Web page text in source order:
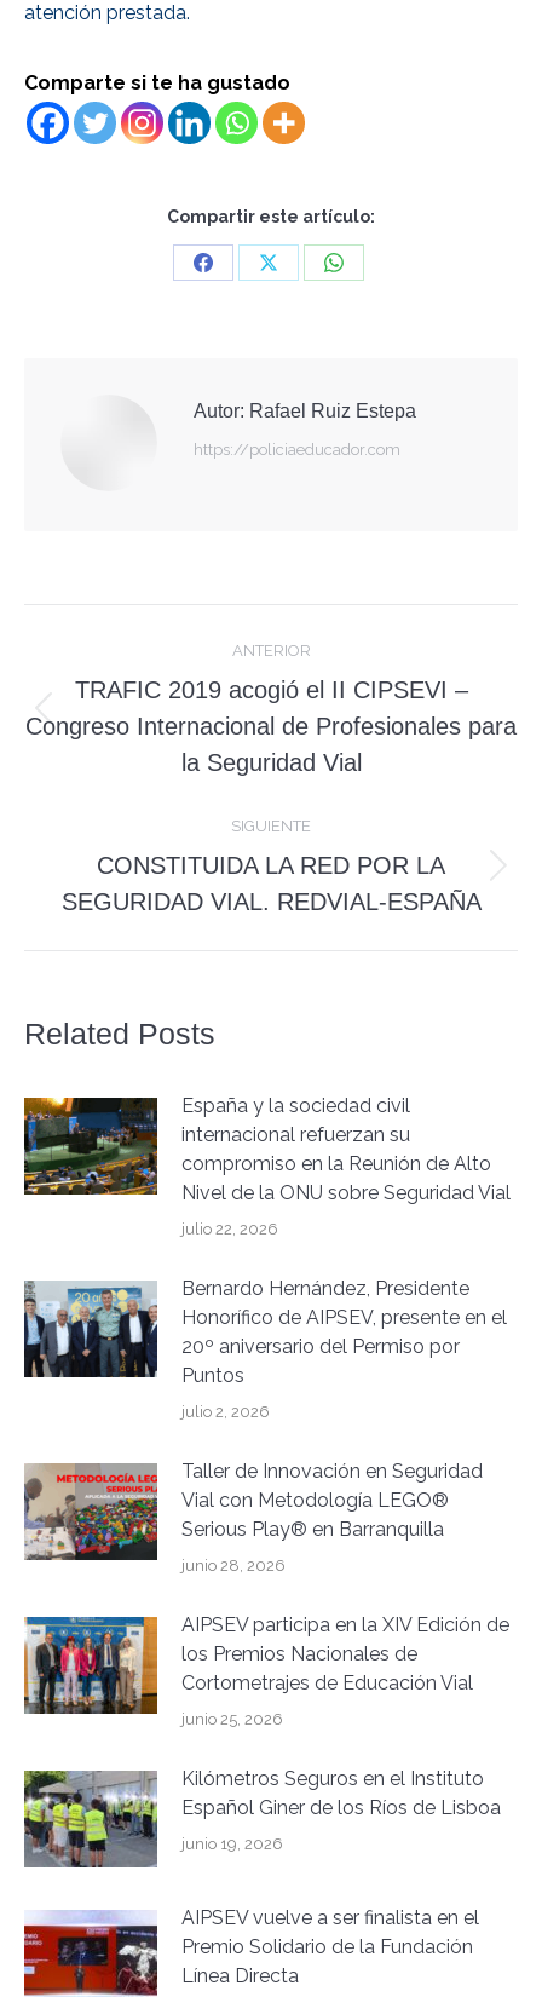
atención prestada.
Comparte si te ha gustado
Compartir este artículo:
Share
Share
Share
Autor: Rafael Ruiz Estepa
https://policiaeducador.com
entre
publicaciones
ANTERIOR
Publicación
anterior:
TRAFIC 2019 acogió el II CIPSEVI –
Congreso Internacional de Profesionales para
la Seguridad Vial
SIGUIENTE
Publicación
siguiente:
CONSTITUIDA LA RED POR LA
SEGURIDAD VIAL. REDVIAL-ESPAÑA
Related Posts
España y la sociedad civil
internacional refuerzan su
compromiso en la Reunión de Alto
Nivel de la ONU sobre Seguridad Vial
julio 22, 2026
Bernardo Hernández, Presidente
Honorífico de AIPSEV, presente en el
20º aniversario del Permiso por
Puntos
julio 2, 2026
Taller de Innovación en Seguridad
Vial con Metodología LEGO®
Serious Play® en Barranquilla
junio 28, 2026
AIPSEV participa en la XIV Edición de
los Premios Nacionales de
Cortometrajes de Educación Vial
junio 25, 2026
Kilómetros Seguros en el Instituto
Español Giner de los Ríos de Lisboa
junio 19, 2026
AIPSEV vuelve a ser finalista en el
Premio Solidario de la Fundación
Línea Directa